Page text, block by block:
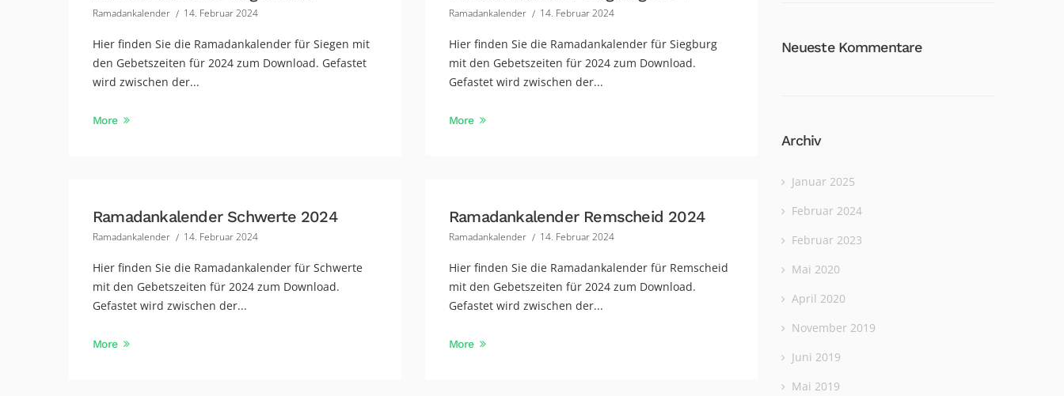
Ramadankalender 14. Februar 2024
Hier finden Sie die Ramadankalender für Siegen mit
den Gebetszeiten für 2024 zum Download. Gefastet
wird zwischen der...
More
Ramadankalender 14. Februar 2024
Hier finden Sie die Ramadankalender für Siegburg
mit den Gebetszeiten für 2024 zum Download.
Gefastet wird zwischen der...
More
Ramadankalender Schwerte 2024
Ramadankalender 14. Februar 2024
Hier finden Sie die Ramadankalender für Schwerte
mit den Gebetszeiten für 2024 zum Download.
Gefastet wird zwischen der...
More
Ramadankalender Remscheid 2024
Ramadankalender 14. Februar 2024
Hier finden Sie die Ramadankalender für Remscheid
mit den Gebetszeiten für 2024 zum Download.
Gefastet wird zwischen der...
More
Neueste Kommentare
Archiv
Januar 2025
Februar 2024
Februar 2023
Mai 2020
April 2020
November 2019
Juni 2019
Mai 2019